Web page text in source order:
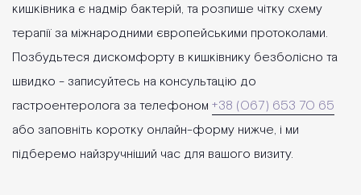
кишківника є надмір бактерій, та розпише чітку схему
терапії за міжнародними європейськими протоколами.
Позбудьтеся дискомфорту в кишківнику безболісно та
швидко - записуйтесь на консультацію до
гастроентеролога за телефоном +38 (067) 653 70 65
або заповніть коротку онлайн-форму нижче, і ми
підберемо найзручніший час для вашого визиту.